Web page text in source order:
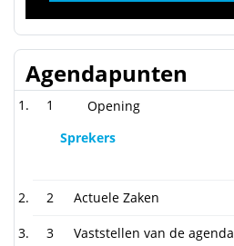
Agendapunten
1
Opening
Sprekers
2 Actuele Zaken
3 Vaststellen van de agenda